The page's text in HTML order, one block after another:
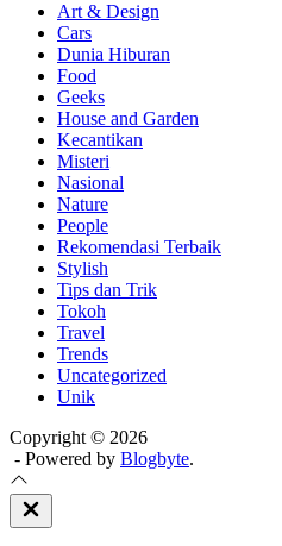
Art & Design
Cars
Dunia Hiburan
Food
Geeks
House and Garden
Kecantikan
Misteri
Nasional
Nature
People
Rekomendasi Terbaik
Stylish
Tips dan Trik
Tokoh
Travel
Trends
Uncategorized
Unik
Copyright © 2026
- Powered by Blogbyte.
Close
Off